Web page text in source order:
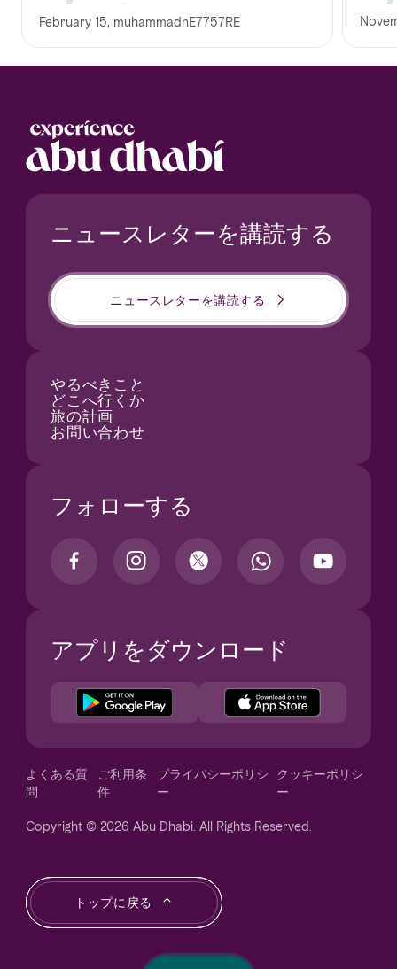
February 15, muhammadnE7757RE
ニュースレターを講読する
ニュースレターを講読する
やるべきこと
どこへ行くか
旅の計画
お問い合わせ
フォローする
アプリをダウンロード
よくある質
問
ご利用条
件
プライバシーポリシ
ー
クッキーポリシ
ー
Copyright © 2026 Abu Dhabi. All Rights Reserved.
トップに戻る
Your Privacy Choices
Notice at collection